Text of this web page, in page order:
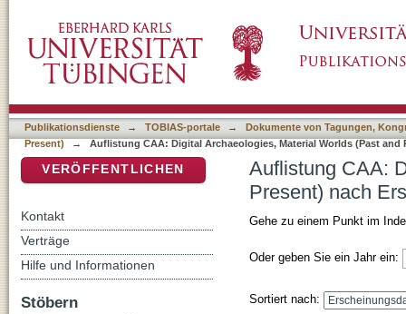
Erscheinungsdatum
Publikationsdienste → TOBIAS-portale →
Dokumente von Tagungen,
Present)
→ Auflistung CAA: Digital Archaeologies, Material Worlds (Past and
Auflistung CAA:
Present) nach
Gehe zu einem Punkt im
Oder geben Sie ein Jahr ein:
Sortiert nach:
VERÖFFENTLICHEN
Kontakt
Verträge
Hilfe und Informationen
Stöbern